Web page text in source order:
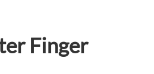
Finger